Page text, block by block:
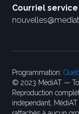
Courriel
Programmation:
© 2023 MédiAT —
Reproduction
indépendant,